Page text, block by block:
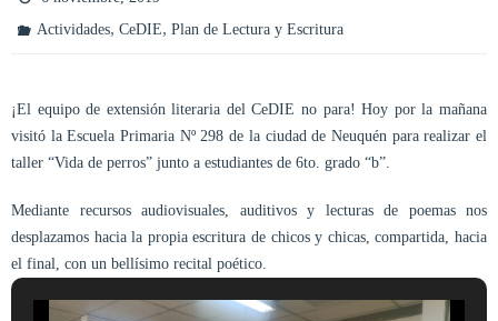
Actividades,CeDIE,Plan de Lectura y Escritura
¡El equipo de extensión literaria del CeDIE no para! Hoy por la mañana
visitó la Escuela Primaria Nº 298 de la ciudad de Neuquén para realizar el
taller “Vida de perros” junto a estudiantes de 6to. grado “b”.
Mediante recursos audiovisuales, auditivos y lecturas de poemas nos
desplazamos hacia la propia escritura de chicos y chicas, compartida, hacia
el final, con un bellísimo recital poético.